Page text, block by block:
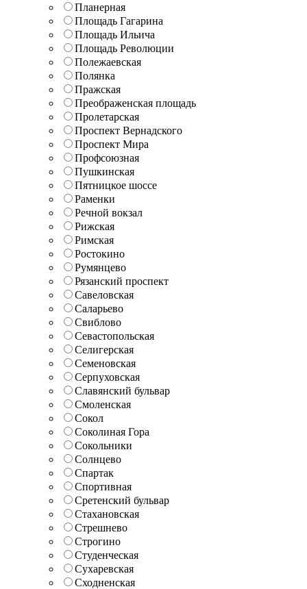
Планерная
Площадь Гагарина
Площадь Ильича
Площадь Революции
Полежаевская
Полянка
Пражская
Преображенская площадь
Пролетарская
Проспект Вернадского
Проспект Мира
Профсоюзная
Пушкинская
Пятницкое шоссе
Раменки
Речной вокзал
Рижская
Римская
Ростокино
Румянцево
Рязанский проспект
Савеловская
Саларьево
Свиблово
Севастопольская
Селигерская
Семеновская
Серпуховская
Славянский бульвар
Смоленская
Сокол
Соколиная Гора
Сокольники
Солнцево
Спартак
Спортивная
Сретенский бульвар
Стахановская
Стрешнево
Строгино
Студенческая
Сухаревская
Сходненская